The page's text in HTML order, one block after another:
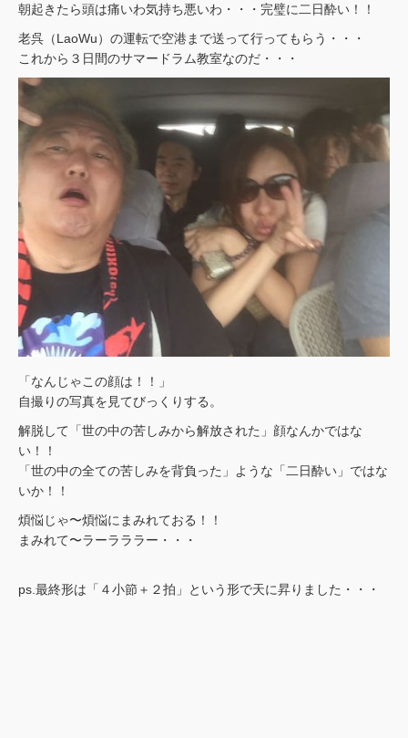
朝起きたら頭は痛いわ気持ち悪いわ・・・完璧に二日酔い！！
老呉（LaoWu）の運転で空港まで送って行ってもらう・・・
これから３日間のサマードラム教室なのだ・・・
「なんじゃこの顔は！！」
自撮りの写真を見てびっくりする。
解脱して「世の中の苦しみから解放された」顔なんかではな
い！！
「世の中の全ての苦しみを背負った」ような「二日酔い」ではな
いか！！
煩悩じゃ〜煩悩にまみれておる！！
まみれて〜ラーラララー・・・
ps.最終形は「４小節＋２拍」という形で天に昇りました・・・